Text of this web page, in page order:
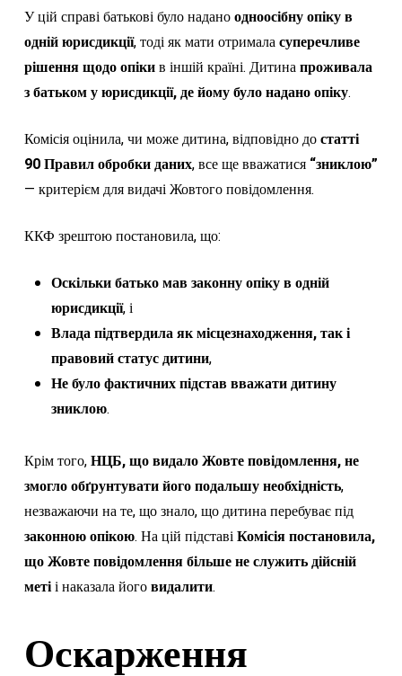
У цій справі батькові було наданоодноосібну опіку в
одній юрисдикції, тоді як мати отрималасуперечливе
рішення щодо опікив іншій країні. Дитинапроживала
з батьком у юрисдикції, де йому було надано опіку.
Комісія оцінила, чи може дитина, відповідно достатті
90 Правил обробки даних, все ще вважатися “зниклою”
— критерієм для видачі Жовтого повідомлення.
ККФ зрештою постановила, що:
Оскільки батько мав законну опіку в одній
юрисдикції, і
Влада підтвердила як місцезнаходження, так і
правовий статус дитини,
Не було фактичних підстав вважати дитину
зниклою.
Крім того,НЦБ, що видало Жовте повідомлення, не
змогло обґрунтувати його подальшу необхідність,
незважаючи на те, що знало, що дитина перебуває під
законною опікою. На цій підставіКомісія постановила,
що Жовте повідомлення більше не служить дійсній
метіі наказала йоговидалити.
Оскарження